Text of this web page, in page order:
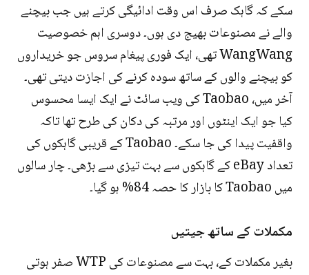
سکے کہ گاہک صرف اس وقت ادائیگی کرتے ہیں جب بیچنے
والے نے مصنوعات بھیج دی ہوں۔ دوسری اہم خصوصیت
WangWang تھی، ایک فوری پیغام سروس جو خریداروں
کو بیچنے والوں کے ساتھ سودہ کرنے کی اجازت دیتی تھی۔
آخر میں، Taobao کی ویب سائٹ نے ایک ایسا محسوس
کیا جو ایک اینٹوں اور مرتبہ کی دکان کی طرح تھا تاکہ
واقفیت پیدا کی جا سکے۔ Taobao کے قریبی گاہکوں کی
تعداد eBay کے گاہکوں سے بہت تیزی سے بڑھی۔ چار سالوں
میں Taobao کا بازار کا حصہ 84% ہو گیا۔
مکملات کے ساتھ جیتیں
بغیر مکملات کے، بہت سے مصنوعات کی WTP صفر ہوتی